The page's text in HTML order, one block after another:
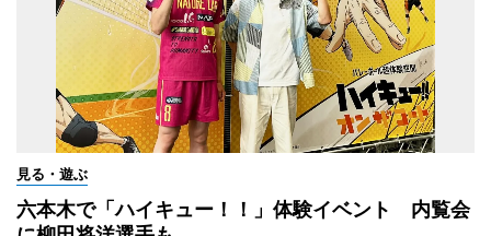
見る・遊ぶ
六本木で「ハイキュー！！」体験イベント 内覧会